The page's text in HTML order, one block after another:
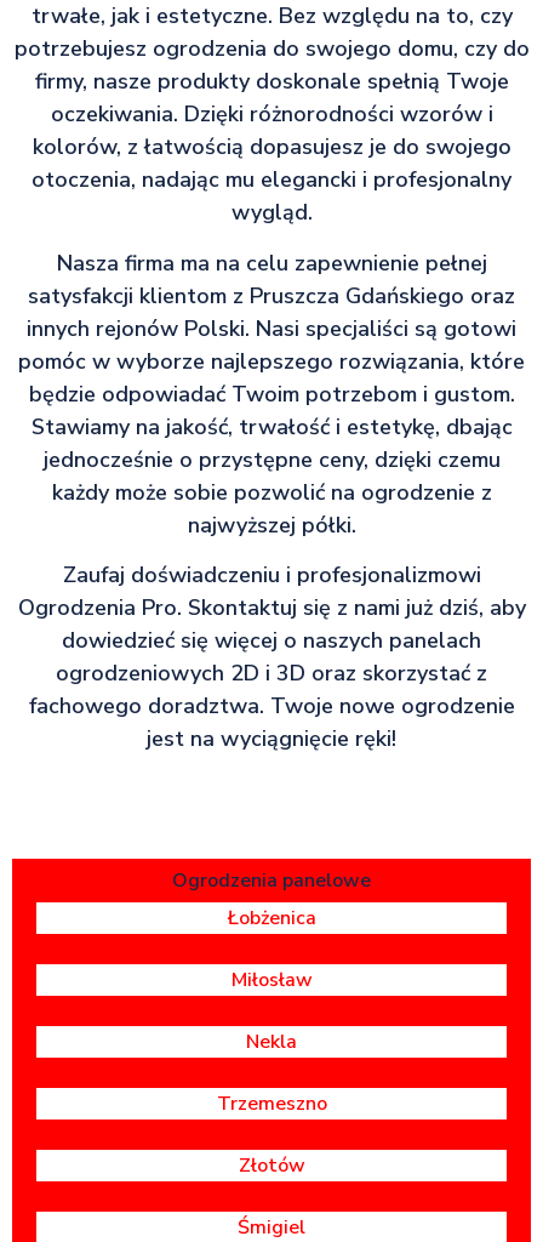
trwałe, jak i estetyczne. Bez względu na to, czy
potrzebujesz ogrodzenia do swojego domu, czy do
firmy, nasze produkty doskonale spełnią Twoje
oczekiwania. Dzięki różnorodności wzorów i
kolorów, z łatwością dopasujesz je do swojego
otoczenia, nadając mu elegancki i profesjonalny
wygląd.
Nasza firma ma na celu zapewnienie pełnej
satysfakcji klientom z Pruszcza Gdańskiego oraz
innych rejonów Polski. Nasi specjaliści są gotowi
pomóc w wyborze najlepszego rozwiązania, które
będzie odpowiadać Twoim potrzebom i gustom.
Stawiamy na jakość, trwałość i estetykę, dbając
jednocześnie o przystępne ceny, dzięki czemu
każdy może sobie pozwolić na ogrodzenie z
najwyższej półki.
Zaufaj doświadczeniu i profesjonalizmowi
Ogrodzenia Pro. Skontaktuj się z nami już dziś, aby
dowiedzieć się więcej o naszych panelach
ogrodzeniowych 2D i 3D oraz skorzystać z
fachowego doradztwa. Twoje nowe ogrodzenie
jest na wyciągnięcie ręki!
Ogrodzenia panelowe
Łobżenica
Miłosław
Nekla
Trzemeszno
Złotów
Śmigiel